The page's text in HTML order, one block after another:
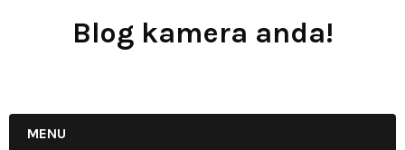
Blog kamera anda!
MENU